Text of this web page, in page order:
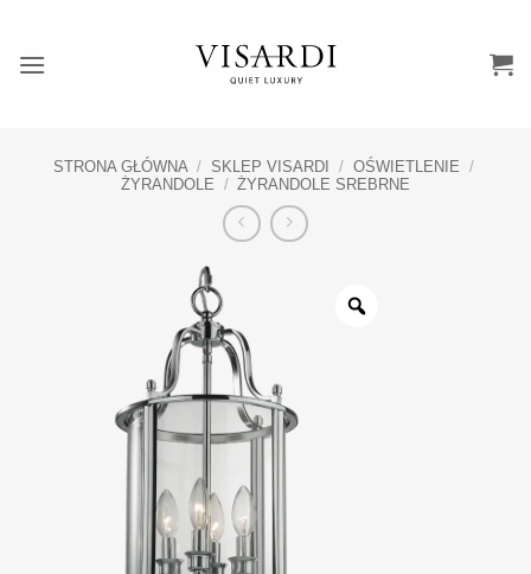
zawartości
STRONA GŁÓWNA / SKLEP VISARDI / OŚWIETLENIE /
ŻYRANDOLE / ŻYRANDOLE SREBRNE